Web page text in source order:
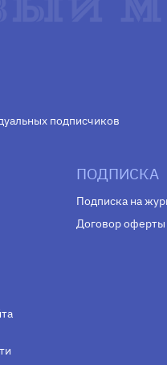
подписчиков
ПОДПИСКА
Подписка на
Договор оферты